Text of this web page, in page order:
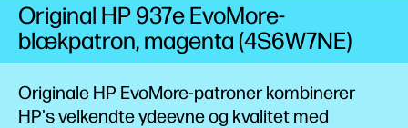
Originale HP EvoMore-patroner kombinerer
HP's velkendte ydeevne og kvalitet med
Original HP 937e EvoMore-
blækpatron, magenta (4S6W7NE)